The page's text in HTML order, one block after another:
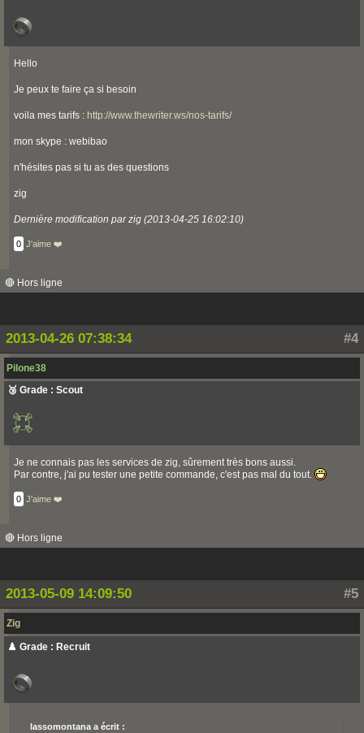
Hello
Je peux te faire ça si besoin
voila mes tarifs : http://www.thewriter.ws/nos-tarifs/
mon skype : webibao
n'hésites pas si tu as des questions
zig
Dernière modification par zig (2013-04-25 16:02:10)
0 J'aime ❤️
🔴 Hors ligne
#4
2013-04-26 07:38:34
Pilone38
🥉 Grade : Scout
Je ne connais pas les services de zig, sûrement très bons aussi.
Par contre, j'ai pu tester une petite commande, c'est pas mal du tout.
0 J'aime ❤️
🔴 Hors ligne
#5
2013-05-09 14:09:50
Zig
♟️ Grade : Recruit
lassomontana a écrit :